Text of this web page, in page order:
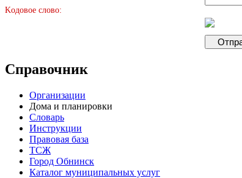
Kодовое слово:
Справочник
Организации
Дома и планировки
Словарь
Инструкции
Правовая база
ТСЖ
Город Обнинск
Каталог муниципальных услуг